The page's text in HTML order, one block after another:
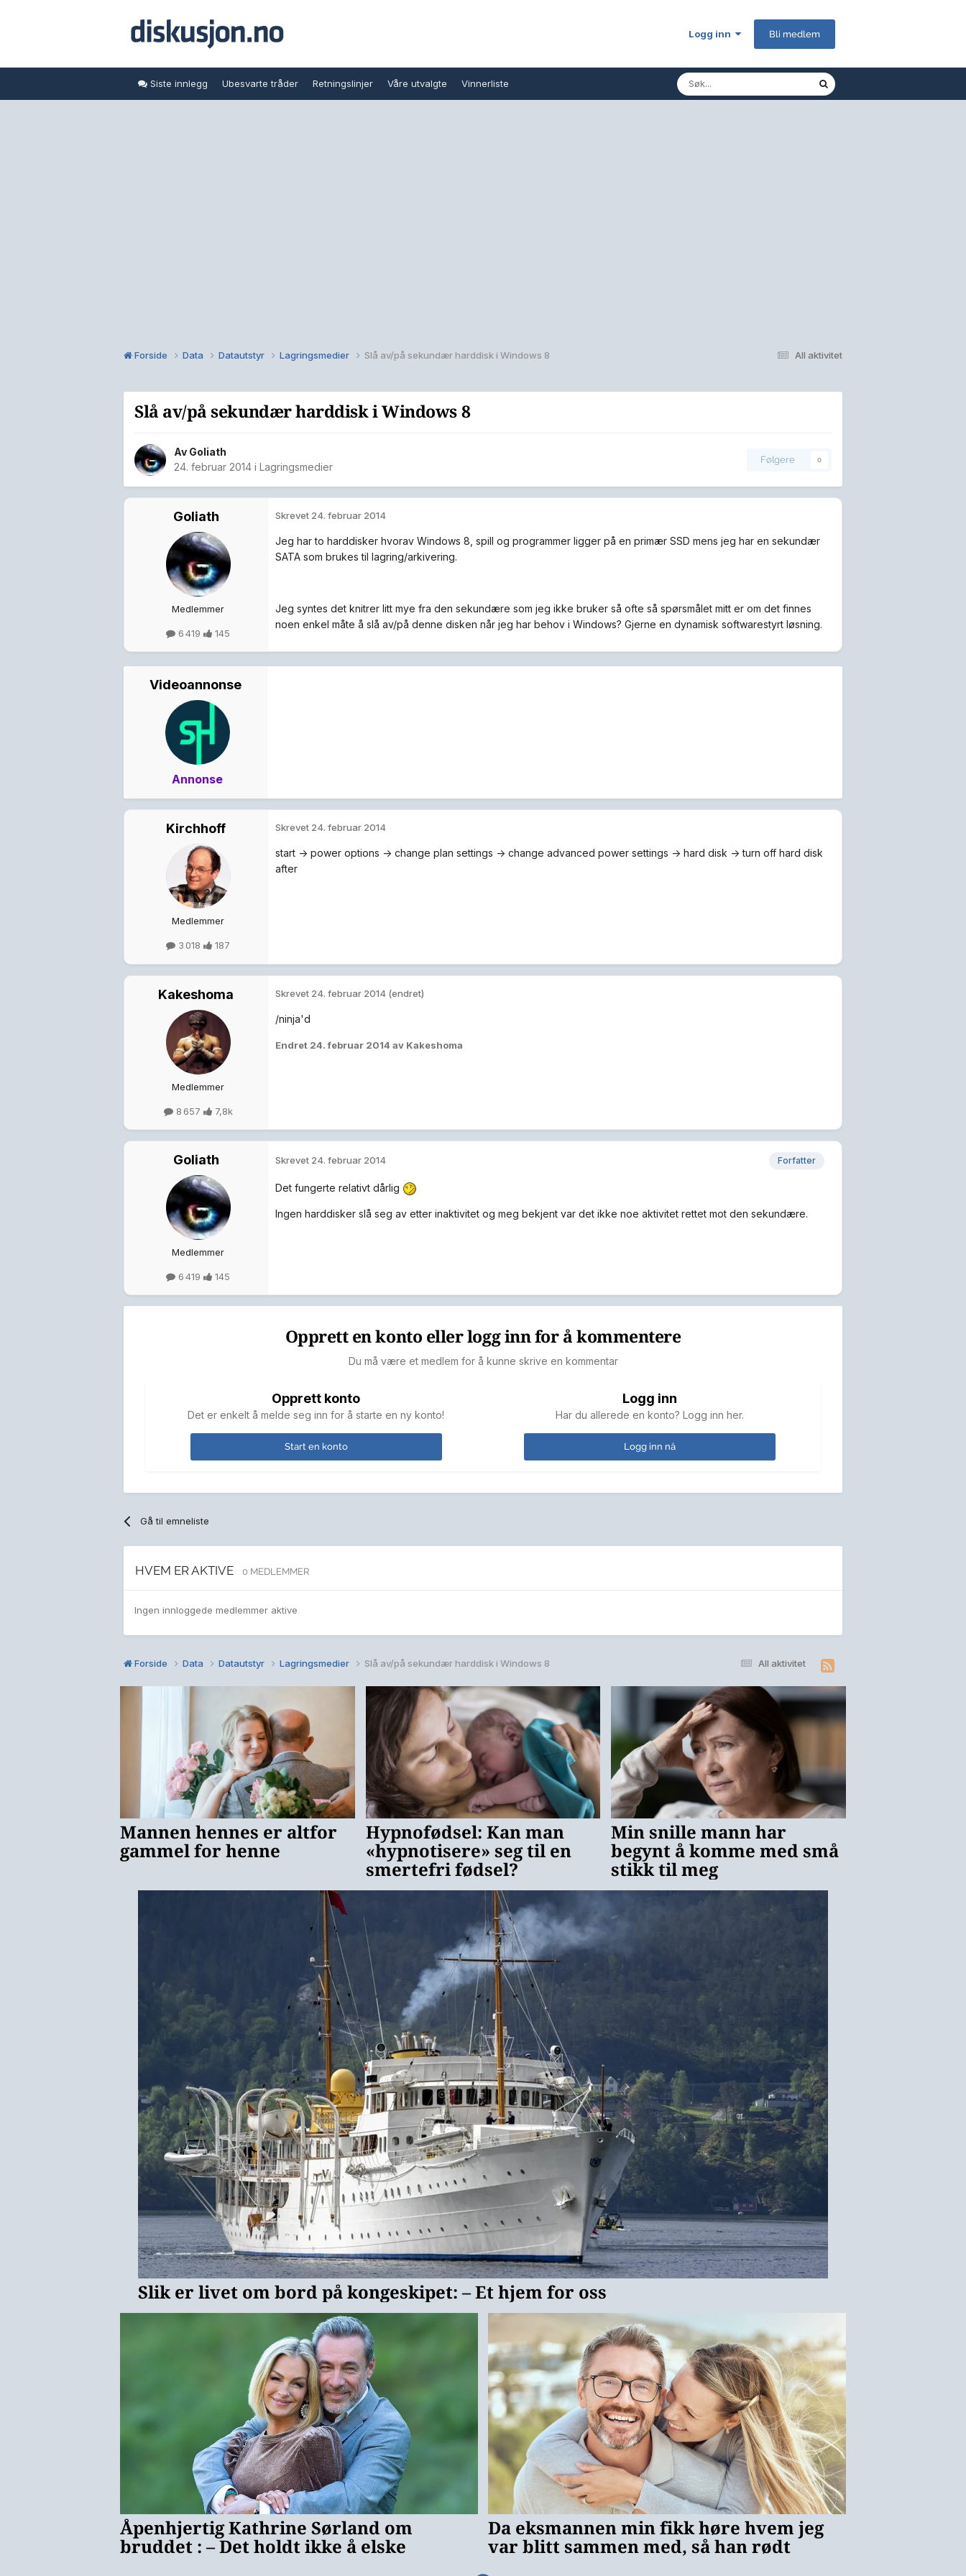
Logg inn Bli medlem
Siste innlegg Ubesvarte tråder Retningslinjer Våre utvalgte Vinnerliste
All aktivitet
Forside Data Datautstyr Lagringsmedier Slå av/på sekundær harddisk i Windows 8
Slå av/på sekundær harddisk i Windows 8
Av Goliath
24. februar 2014 i Lagringsmedier
Følgere 0
Goliath
Medlemmer
6 419 145
Skrevet 24. februar 2014
Jeg har to harddisker hvorav Windows 8, spill og programmer ligger på en primær SSD mens jeg har en sekundær
SATA som brukes til lagring/arkivering.
Jeg syntes det knitrer litt mye fra den sekundære som jeg ikke bruker så ofte så spørsmålet mitt er om det finnes
noen enkel måte å slå av/på denne disken når jeg har behov i Windows? Gjerne en dynamisk softwarestyrt løsning.
Videoannonse
Annonse
Kirchhoff
Medlemmer
3 018 187
Skrevet 24. februar 2014
start -> power options -> change plan settings -> change advanced power settings -> hard disk -> turn off hard disk
after
Kakeshoma
Medlemmer
8 657 7,8k
Skrevet 24. februar 2014 (endret)
/ninja'd
Endret 24. februar 2014 av Kakeshoma
Goliath
Medlemmer
6 419 145
Forfatter
Skrevet 24. februar 2014
Det fungerte relativt dårlig
Ingen harddisker slå seg av etter inaktivitet og meg bekjent var det ikke noe aktivitet rettet mot den sekundære.
Opprett en konto eller logg inn for å kommentere
Du må være et medlem for å kunne skrive en kommentar
Opprett konto
Det er enkelt å melde seg inn for å starte en ny konto!
Start en konto
Logg inn
Har du allerede en konto? Logg inn her.
Logg inn nå
Gå til emneliste
HVEM ER AKTIVE 0 MEDLEMMER
Ingen innloggede medlemmer aktive
All aktivitet
Forside Data Datautstyr Lagringsmedier Slå av/på sekundær harddisk i Windows 8